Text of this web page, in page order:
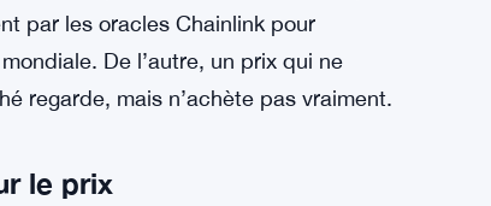
par les oracles Chainlink pour
De l’autre, un prix qui ne
regarde, mais n’achète pas vraiment.
le prix